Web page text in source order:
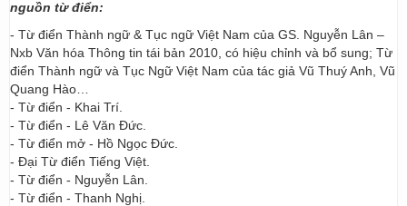
nguồn từ điển:
- Từ điển Thành ngữ & Tục ngữ Việt Nam của GS. Nguyễn Lân –
Nxb Văn hóa Thông tin tái bản 2010, có hiệu chỉnh và bổ sung; Từ
điển Thành ngữ và Tục Ngữ Việt Nam của tác giả Vũ Thuý Anh, Vũ
Quang Hào…
- Từ điển - Khai Trí.
- Từ điển - Lê Văn Đức.
- Từ điển mở - Hồ Ngọc Đức.
- Đại Từ điển Tiếng Việt.
- Từ điển - Nguyễn Lân.
- Từ điển - Thanh Nghị.